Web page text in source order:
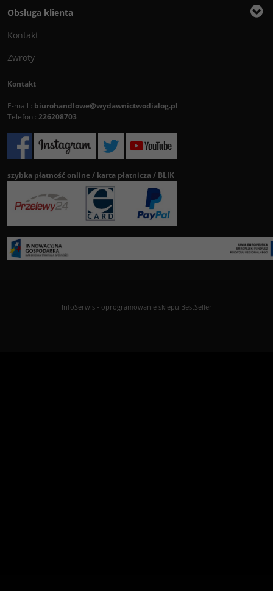
Obsługa klienta
Kontakt
Zwroty
Kontakt
E-mail : biurohandlowe@wydawnictwodialog.pl
Telefon : 226208703
szybka płatność online / karta płatnicza / BLIK
InfoSerwis- oprogramowanie sklepu BestSeller